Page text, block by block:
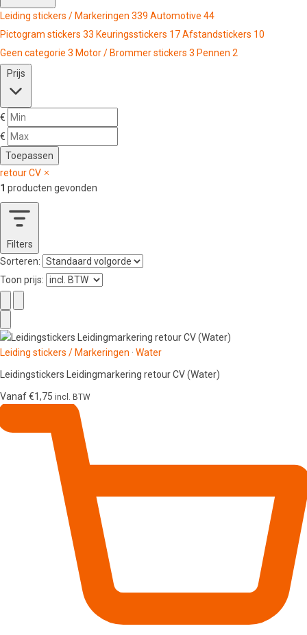
Leiding stickers / Markeringen 339 Automotive 44
Pictogram stickers 33 Keuringsstickers 17Afstandstickers 10
Geen categorie 3 Motor / Brommer stickers 3 Pennen 2
Prijs
€
€
Toepassen
retour CV
1 producten gevonden
Filters
Sorteren:
Toon prijs:
Leiding stickers / Markeringen · Water
Leidingstickers Leidingmarkering retour CV (Water)
Vanaf€1,75 incl. BTW